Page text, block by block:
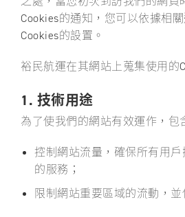
Cookies的通知，您可以依據相
Cookies的設置。
裕民航運在其網站上蒐集使用的
1. 技術用途
為了使我們的網站有效運作，包
控制網站流量，確保所有用
的服務；
限制網站重要區域的流動，並